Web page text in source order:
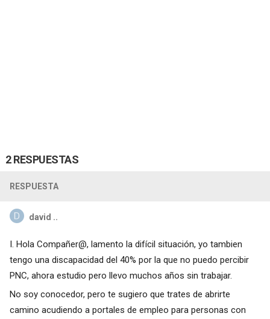
2 RESPUESTAS
RESPUESTA
david ..
I. Hola Compañer@, lamento la difícil situación, yo tambien
tengo una discapacidad del 40% por la que no puedo percibir
PNC, ahora estudio pero llevo muchos años sin trabajar.
No soy conocedor, pero te sugiero que trates de abrirte
camino acudiendo a portales de empleo para personas con